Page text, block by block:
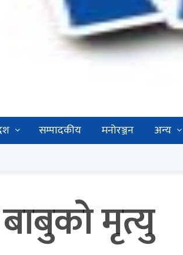
सम्पादकीय मनोरञ्जन अन्य
मृत्यु